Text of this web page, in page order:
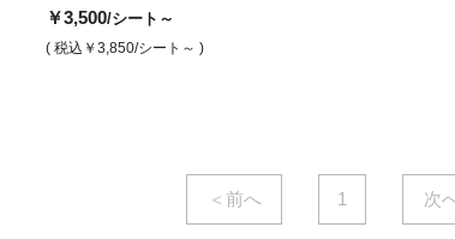
￥1,700/シート
( 税込￥1,870/シート )
￥3,500/シート～
( 税込￥3,850/シート～ )
＜前へ 1 次